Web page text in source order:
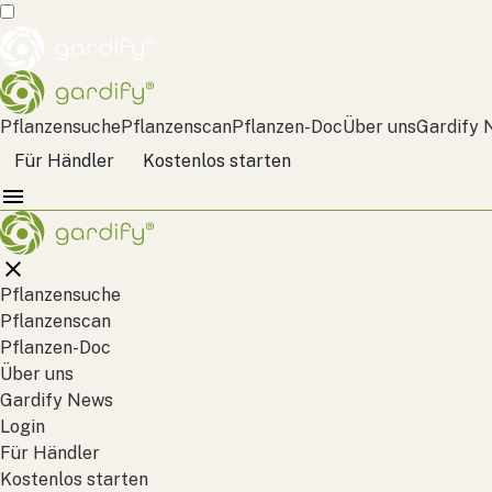
PflanzensuchePflanzenscanPflanzen-DocÜber unsGardify
Für Händler
Kostenlos starten
Pflanzensuche
Pflanzenscan
Pflanzen-Doc
Über uns
Gardify News
Login
Für Händler
Kostenlos starten